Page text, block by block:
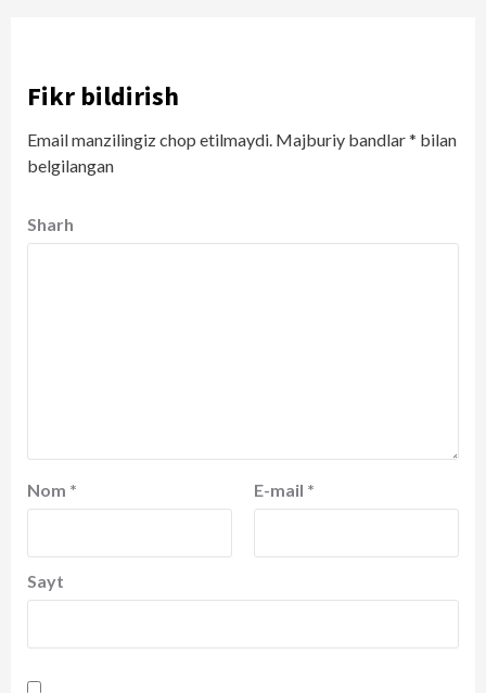
Fikr bildirish
Email manzilingiz chop etilmaydi. Majburiy bandlar* bilan
belgilangan
Sharh
Nom * E-mail *
Sayt